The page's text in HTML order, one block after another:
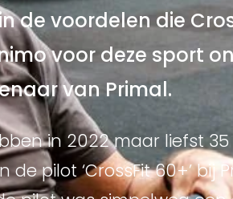
de voordelen die
voor deze sport
van Primal.
in 2022 maar liefst
pilot ‘CrossFit 60+’ bij